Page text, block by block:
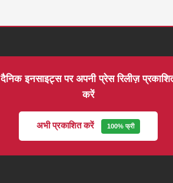
दैनिक इनसाइट्स पर अपनी प्रेस रिलीज़
करें
अभी प्रकाशित करें 100% फ्री